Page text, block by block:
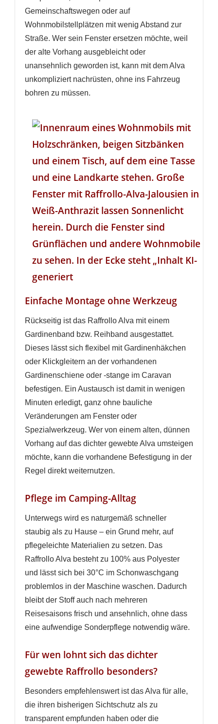
Gemeinschaftswegen oder auf
Wohnmobilstellplätzen mit wenig Abstand zur
Straße. Wer sein Fenster ersetzen möchte, weil
der alte Vorhang ausgebleicht oder
unansehnlich geworden ist, kann mit dem Alva
unkompliziert nachrüsten, ohne ins Fahrzeug
bohren zu müssen.
Einfache Montage ohne Werkzeug
Rückseitig ist das Raffrollo Alva mit einem
Gardinenband bzw. Reihband ausgestattet.
Dieses lässt sich flexibel mit Gardinenhäkchen
oder Klickgleitern an der vorhandenen
Gardinenschiene oder -stange im Caravan
befestigen. Ein Austausch ist damit in wenigen
Minuten erledigt, ganz ohne bauliche
Veränderungen am Fenster oder
Spezialwerkzeug. Wer von einem alten, dünnen
Vorhang auf das dichter gewebte Alva umsteigen
möchte, kann die vorhandene Befestigung in der
Regel direkt weiternutzen.
Pflege im Camping-Alltag
Unterwegs wird es naturgemäß schneller
staubig als zu Hause – ein Grund mehr, auf
pflegeleichte Materialien zu setzen. Das
Raffrollo Alva besteht zu 100% aus Polyester
und lässt sich bei 30°C im Schonwaschgang
problemlos in der Maschine waschen. Dadurch
bleibt der Stoff auch nach mehreren
Reisesaisons frisch und ansehnlich, ohne dass
eine aufwendige Sonderpflege notwendig wäre.
Für wen lohnt sich das dichter
gewebte Raffrollo besonders?
Besonders empfehlenswert ist das Alva für alle,
die ihren bisherigen Sichtschutz als zu
transparent empfunden haben oder die
add_circle_outline Neue Liste anlegen
Wunschliste
erstellen